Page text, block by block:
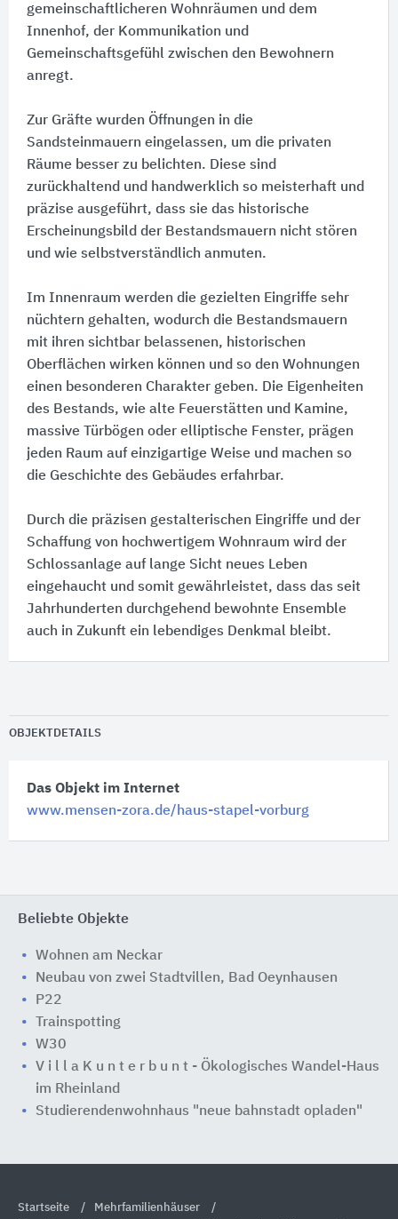
gemeinschaftlicheren Wohnräumen und dem
Innenhof, der Kommunikation und
Gemeinschaftsgefühl zwischen den Bewohnern
anregt.
Zur Gräfte wurden Öffnungen in die
Sandsteinmauern eingelassen, um die privaten
Räume besser zu belichten. Diese sind
zurückhaltend und handwerklich so meisterhaft und
präzise ausgeführt, dass sie das historische
Erscheinungsbild der Bestandsmauern nicht stören
und wie selbstverständlich anmuten.
Im Innenraum werden die gezielten Eingriffe sehr
nüchtern gehalten, wodurch die Bestandsmauern
mit ihren sichtbar belassenen, historischen
Oberflächen wirken können und so den Wohnungen
einen besonderen Charakter geben. Die Eigenheiten
des Bestands, wie alte Feuerstätten und Kamine,
massive Türbögen oder elliptische Fenster, prägen
jeden Raum auf einzigartige Weise und machen so
die Geschichte des Gebäudes erfahrbar.
Durch die präzisen gestalterischen Eingriffe und der
Schaffung von hochwertigem Wohnraum wird der
Schlossanlage auf lange Sicht neues Leben
eingehaucht und somit gewährleistet, dass das seit
Jahrhunderten durchgehend bewohnte Ensemble
auch in Zukunft ein lebendiges Denkmal bleibt.
OBJEKTDETAILS
Das Objekt im Internet
www.mensen-zora.de/haus-stapel-vorburg
Beliebte Objekte
Wohnen am Neckar
Neubau von zwei Stadtvillen, Bad Oeynhausen
P22
Trainspotting
W30
V i l l a K u n t e r b u n t - Ökologisches Wandel-Haus
im Rheinland
Studierendenwohnhaus "neue bahnstadt opladen"
Startseite
Mehrfamilienhäuser